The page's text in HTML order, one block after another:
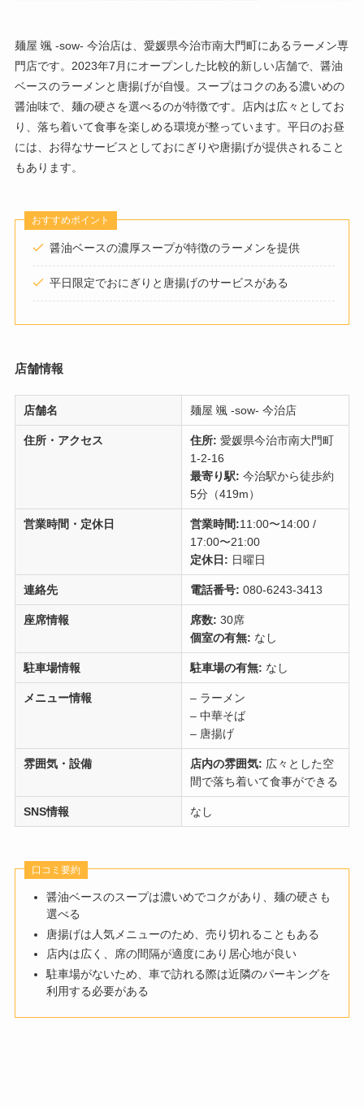
麺屋 颯 -sow- 今治店は、愛媛県今治市南大門町にあるラーメン専
門店です。2023年7月にオープンした比較的新しい店舗で、醤油
ベースのラーメンと唐揚げが自慢。スープはコクのある濃いめの
醤油味で、麺の硬さを選べるのが特徴です。店内は広々としてお
り、落ち着いて食事を楽しめる環境が整っています。平日のお昼
には、お得なサービスとしておにぎりや唐揚げが提供されること
もあります。
おすすめポイント
醤油ベースの濃厚スープが特徴のラーメンを提供
平日限定でおにぎりと唐揚げのサービスがある
店舗情報
店舗名 麺屋 颯 -sow- 今治店
住所・アクセス 住所: 愛媛県今治市南大門町
1-2-16
最寄り駅: 今治駅から徒歩約
5分（419m）
営業時間・定休日 営業時間:11:00〜14:00 /
17:00〜21:00
定休日: 日曜日
連絡先 電話番号: 080-6243-3413
座席情報 席数: 30席
個室の有無: なし
駐車場情報 駐車場の有無: なし
メニュー情報
– ラーメン
– 中華そば
– 唐揚げ
雰囲気・設備 店内の雰囲気: 広々とした空
間で落ち着いて食事ができる
SNS情報 なし
口コミ要約
醤油ベースのスープは濃いめでコクがあり、麺の硬さも
選べる
唐揚げは人気メニューのため、売り切れることもある
店内は広く、席の間隔が適度にあり居心地が良い
駐車場がないため、車で訪れる際は近隣のパーキングを
利用する必要がある